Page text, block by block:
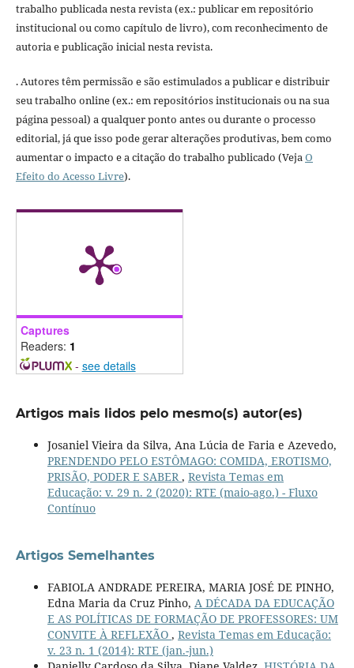
trabalho publicada nesta revista (ex.: publicar em repositório
institucional ou como capítulo de livro), com reconhecimento de
autoria e publicação inicial nesta revista.
. Autores têm permissão e são estimulados a publicar e distribuir
seu trabalho online (ex.: em repositórios institucionais ou na sua
página pessoal) a qualquer ponto antes ou durante o processo
editorial, já que isso pode gerar alterações produtivas, bem como
aumentar o impacto e a citação do trabalho publicado (VejaO
Efeito do Acesso Livre).
Captures
Readers: 1
- see details
Artigos mais lidos pelo mesmo(s) autor(es)
Josaniel Vieira da Silva, Ana Lúcia de Faria e Azevedo,
PRENDENDO PELO ESTÔMAGO: COMIDA, EROTISMO,
PRISÃO, PODER E SABER, Revista Temas em
Educação: v. 29 n. 2 (2020): RTE (maio-ago.) - Fluxo
Contínuo
Artigos Semelhantes
FABIOLA ANDRADE PEREIRA, MARIA JOSÉ DE PINHO,
Edna Maria da Cruz Pinho, A DÉCADA DA EDUCAÇÃO
E AS POLÍTICAS DE FORMAÇÃO DE PROFESSORES: UM
CONVITE À REFLEXÃO , Revista Temas em Educação:
v. 23 n. 1 (2014): RTE (jan.-jun.)